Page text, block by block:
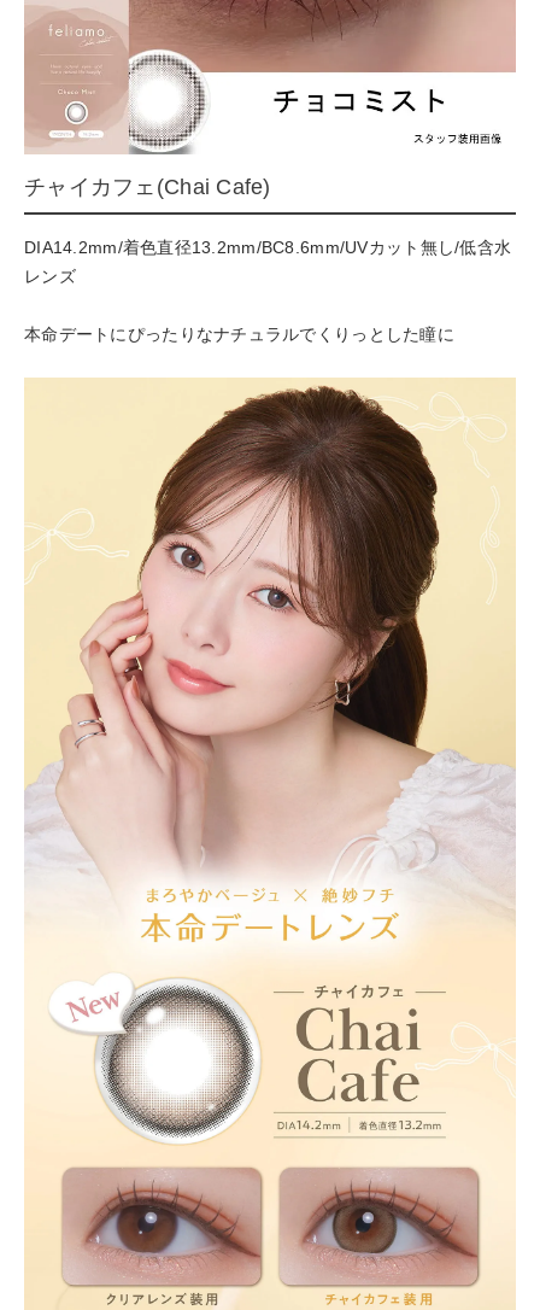
チャイカフェ(Chai Cafe)
DIA14.2mm/着色直径13.2mm/BC8.6mm/UVカット無し/低含水
レンズ
本命デートにぴったりなナチュラルでくりっとした瞳に